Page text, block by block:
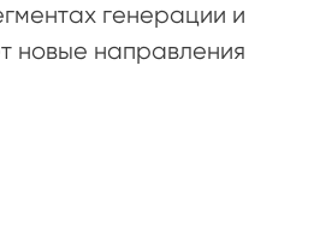
генерации и
новые направления